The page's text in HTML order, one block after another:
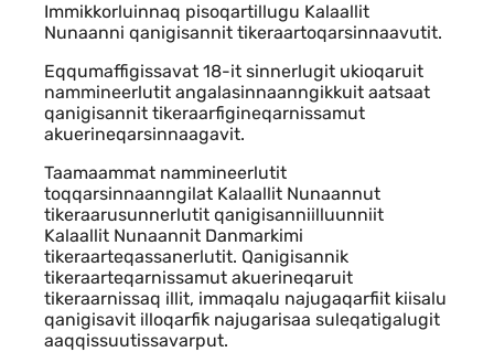
Immikkorluinnaq pisoqartillugu Kalaallit
Nunaanni qanigisannit tikeraartoqarsinnaavutit.
Eqqumaffigissavat 18-it sinnerlugit ukioqaruit
nammineerlutit angalasinnaanngikkuit aatsaat
qanigisannit tikeraarfigineqarnissamut
akuerineqarsinnaagavit.
Taamaammat nammineerlutit
toqqarsinnaanngilat Kalaallit Nunaannut
tikeraarusunnerlutit qanigisanniilluunniit
Kalaallit Nunaannit Danmarkimi
tikeraarteqassanerlutit. Qanigisannik
tikeraarteqarnissamut akuerineqaruit
tikeraarnissaq illit, immaqalu najugaqarfiit kiisalu
qanigisavit illoqarfik najugarisaa suleqatigalugit
aaqqissuutissavarput.